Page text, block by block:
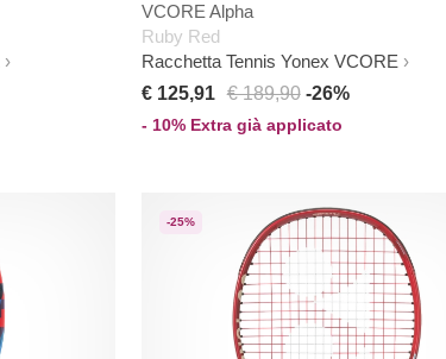
VCORE Alpha
Ruby Red
Racchetta Tennis Yonex VCORE
€ 125,91 € 189,90 -26%
- 10% Extra già applicato
-25%